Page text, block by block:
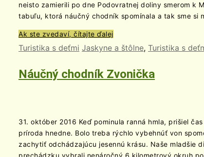
neisto zamierili po dne Podovratnej doliny smerom k
tabuľu, ktorá náučný chodník spomínala a tak sme si
Ak ste zvedaví, čítajte ďalej
Turistika s deťmi Jaskyne a štôlne, Turistika s
Náučný chodník Zvonička
31. október 2016 Keď pominula ranná hmla, prišiel
príroda hnedne. Bolo treba rýchlo vybehnúť von
zachytiť odchádzajúcu jesennú krásu. Naše mladšie
prechádzku vybrali nenáročný 6 kilometrový okruh